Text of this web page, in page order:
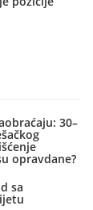
30–
opravdane?
sa